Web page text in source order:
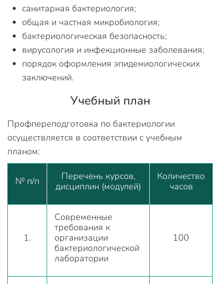
санитарная бактериология;
общая и частная микробиология;
бактериологическая безопасность;
вирусология и инфекционные заболевания;
порядок оформления эпидемиологических
заключений.
Учебный план
Профпереподготовка по бактериологии
осуществляется в соответствии с учебным
планом:
№ п/п
Перечень курсов,
дисциплин (модулей)
Количество
часов
1.
Современные
требования к
организации
бактериологической
лаборатории
100